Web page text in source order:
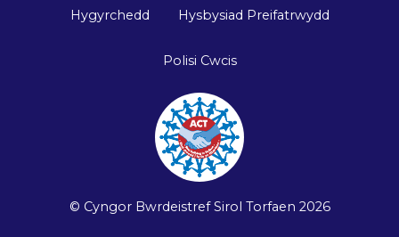
Hygyrchedd Hysbysiad Preifatrwydd
Polisi Cwcis
© Cyngor Bwrdeistref Sirol Torfaen 2026